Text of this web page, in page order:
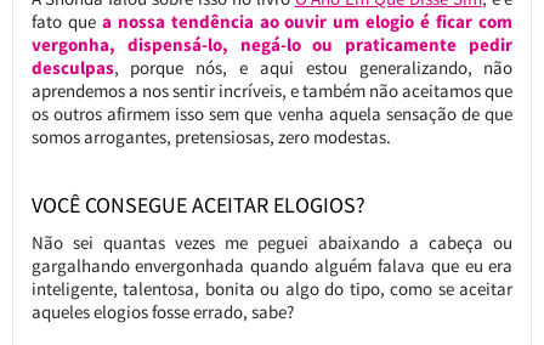
fato que a nossa tendência ao ouvir um elogio é ficar com
vergonha, dispensá-lo, negá-lo ou praticamente pedir
desculpas, porque nós, e aqui estou generalizando, não
aprendemos a nos sentir incríveis, e também não aceitamos que
os outros afirmem isso sem que venha aquela sensação de que
somos arrogantes, pretensiosas, zero modestas.
VOCÊ CONSEGUE ACEITAR ELOGIOS?
Não sei quantas vezes me peguei abaixando a cabeça ou
gargalhando envergonhada quando alguém falava que eu era
inteligente, talentosa, bonita ou algo do tipo, como se aceitar
aqueles elogios fosse errado, sabe?